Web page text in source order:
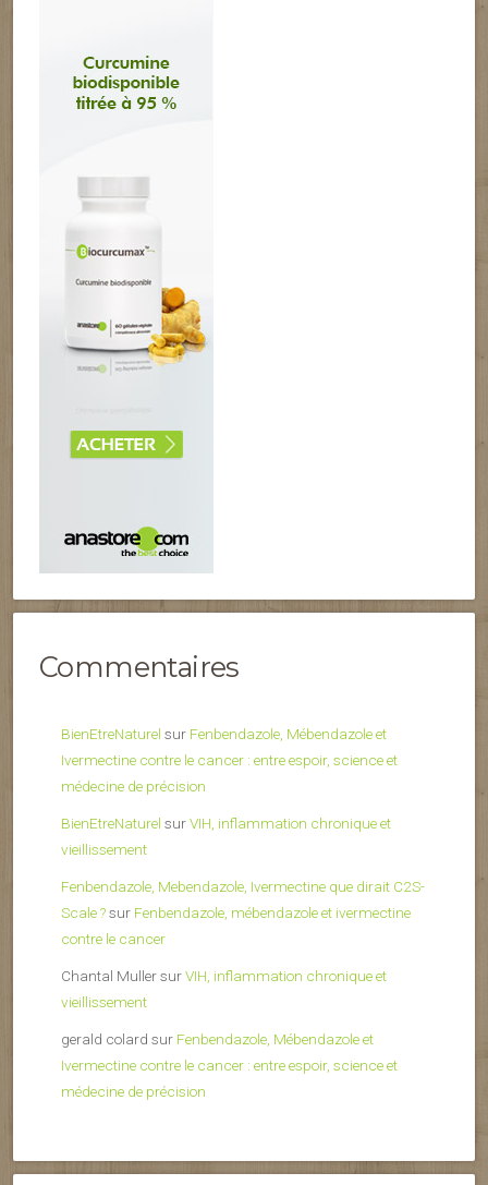
Commentaires
BienEtreNaturel sur Fenbendazole, Mébendazole et
Ivermectine contre le cancer : entre espoir, science et
médecine de précision
BienEtreNaturel surVIH, inflammation chronique et
vieillissement
Fenbendazole, Mebendazole, Ivermectine que dirait C2S-
Scale ?sur Fenbendazole, mébendazole et ivermectine
contre le cancer
Chantal MullersurVIH, inflammation chronique et
vieillissement
gerald colard sur Fenbendazole, Mébendazole et
Ivermectine contre le cancer : entre espoir, science et
médecine de précision